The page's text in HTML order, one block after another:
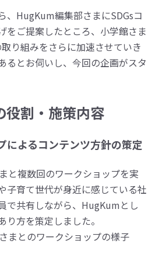
、HugKum編集部さまにSDGsコ
をご提案したところ、小学館さま
り組みをさらに加速させていき
るとお伺いし、今回の企画がスタ
役割・施策内容
によるコンテンツ方針の策定
と複数回のワークショップを実
子育て世代が身近に感じている社
で共有しながら、HugKumとし
り方を策定しました。